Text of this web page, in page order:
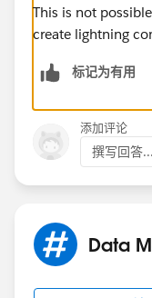
This is not
create lightning
标记为有用
添加评论
撰写回答...
Data